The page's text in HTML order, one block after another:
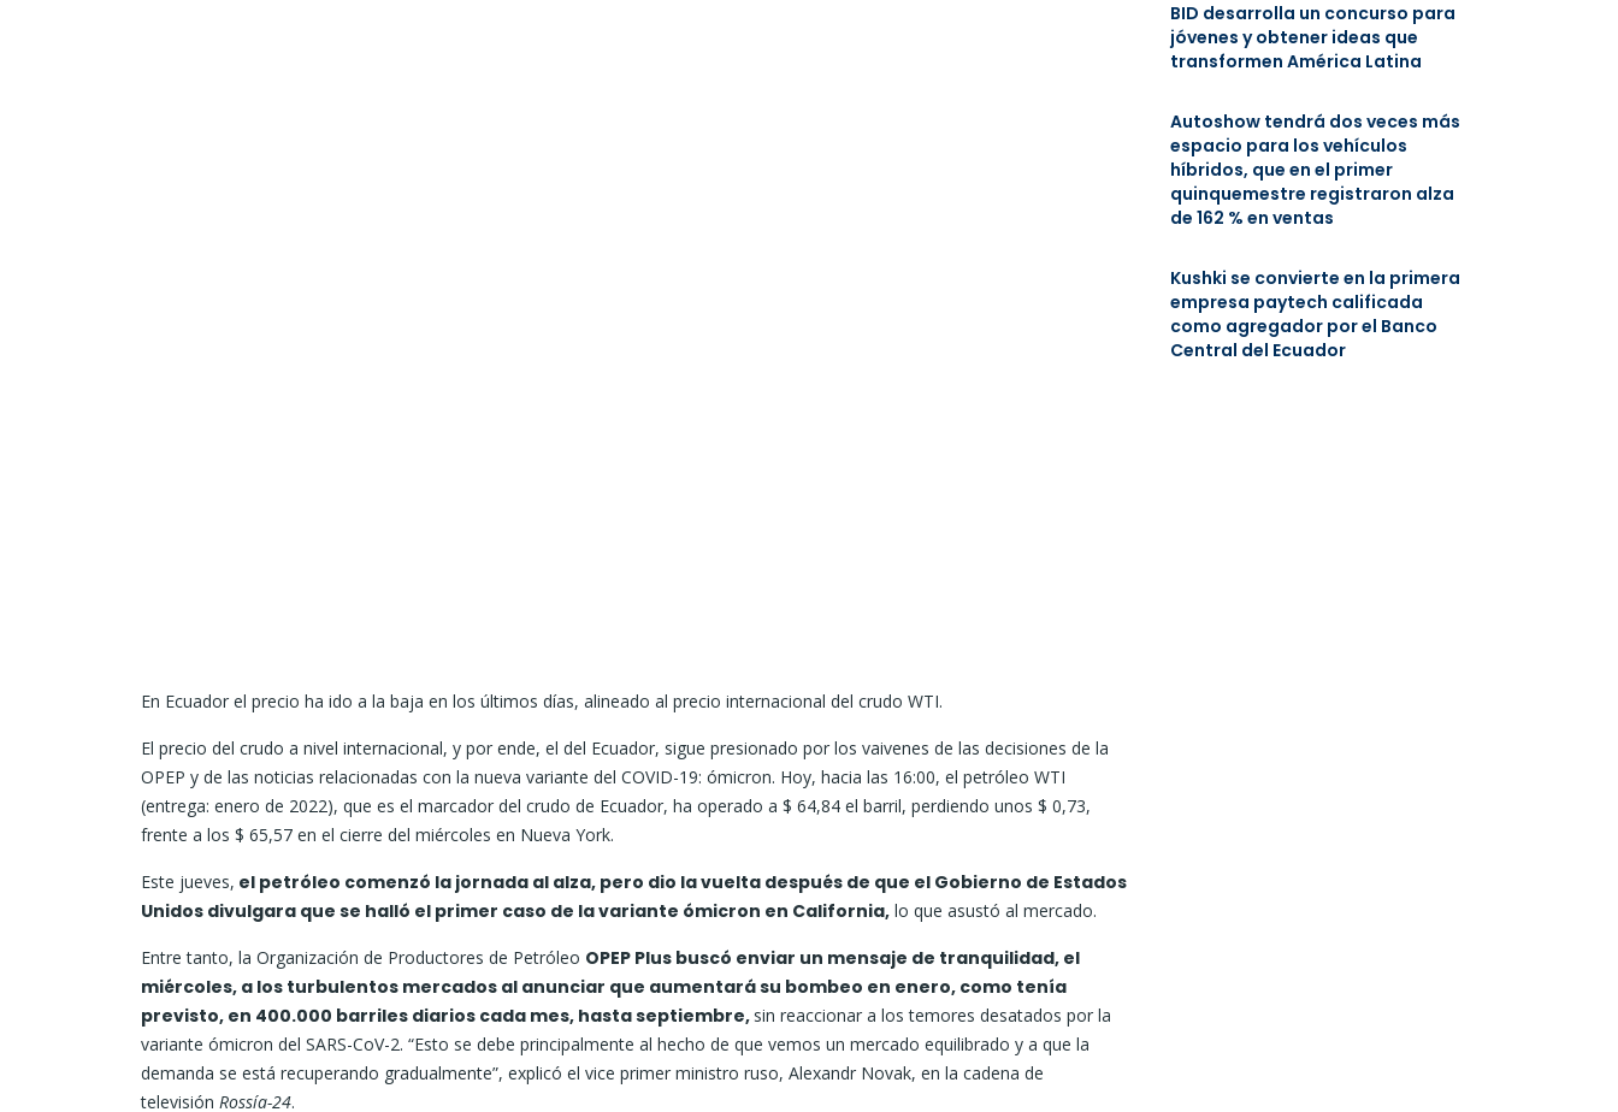
En Ecuador el precio ha ido a la baja en los últimos días, alineado al precio internacional del crudo WTI.
El precio del crudo a nivel internacional, y por ende, el del Ecuador, sigue presionado por los vaivenes de las decisiones de la
OPEP y de las noticias relacionadas con la nueva variante del COVID-19: ómicron. Hoy, hacia las 16:00, el petróleo WTI
(entrega: enero de 2022), que es el marcador del crudo de Ecuador, ha operado a $ 64,84 el barril, perdiendo unos $ 0,73,
frente a los $ 65,57 en el cierre del miércoles en Nueva York.
Este jueves, el petróleo comenzó la jornada al alza, pero dio la vuelta después de que el Gobierno de Estados
Unidos divulgara que se halló el primer caso de la variante ómicron en California, lo que asustó al mercado.
Entre tanto, la Organización de Productores de Petróleo OPEP Plus buscó enviar un mensaje de tranquilidad, el
miércoles, a los turbulentos mercados al anunciar que aumentará su bombeo en enero, como tenía
previsto, en 400.000 barriles diarios cada mes, hasta septiembre, sin reaccionar a los temores desatados por la
variante ómicron del SARS-CoV-2. “Esto se debe principalmente al hecho de que vemos un mercado equilibrado y a que la
demanda se está recuperando gradualmente”, explicó el vice primer ministro ruso, Alexandr Novak, en la cadena de
televisión Rossía-24.
BID desarrolla un concurso para
jóvenes y obtener ideas que
transformen América Latina
Autoshow tendrá dos veces más
espacio para los vehículos
híbridos, que en el primer
quinquemestre registraron alza
de 162 % en ventas
Kushki se convierte en la primera
empresa paytech calificada
como agregador por el Banco
Central del Ecuador